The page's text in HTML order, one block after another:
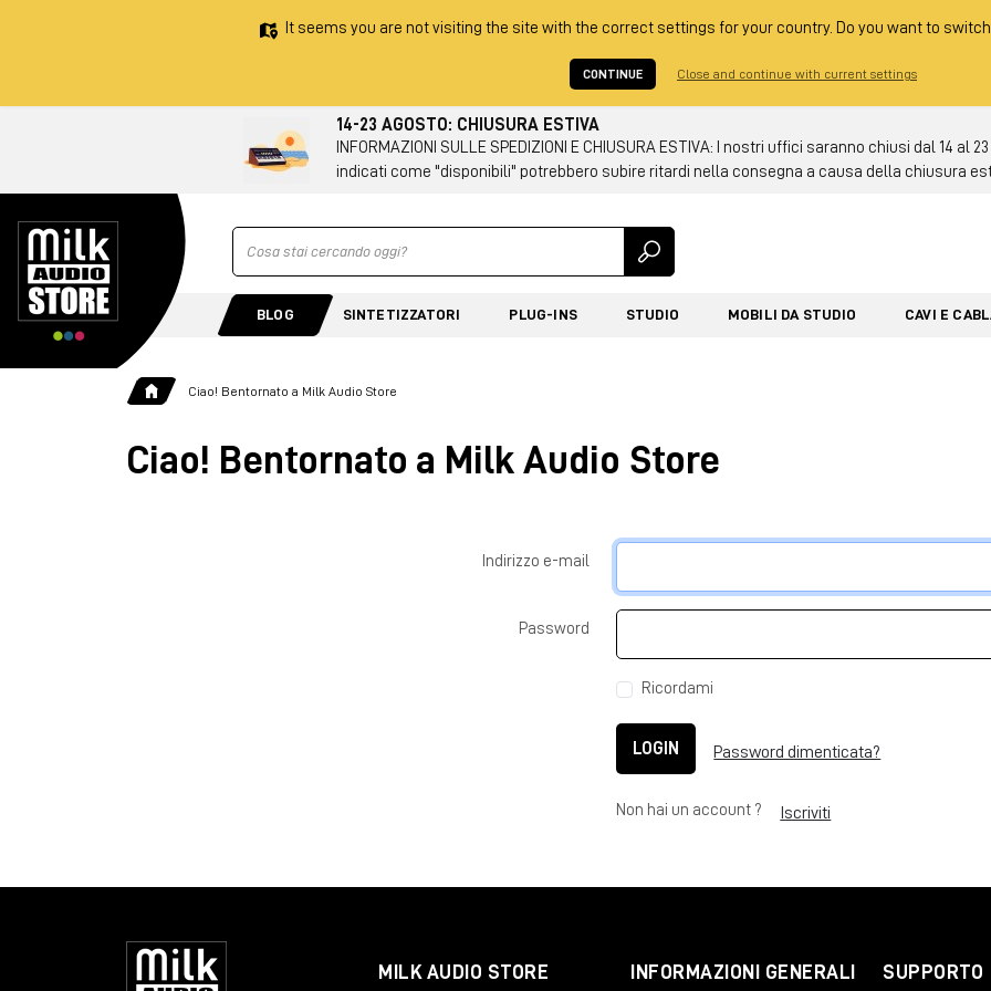
It seems you are not visiting the site with the correct settings for your country. Do you want to
CONTINUE Close and continue with current settings
14-23 AGOSTO: CHIUSURA ESTIVA
INFORMAZIONI SULLE SPEDIZIONI E CHIUSURA ESTIVA: I nostri uffici saranno chiusi dal 14
indicati come "disponibili" potrebbero subire ritardi nella consegna a causa della chiusura
Ricerca
BLOG SINTETIZZATORI PLUG-INS STUDIO MOBILI DA STUDIO CAVI E
Ciao! Bentornato a Milk Audio Store
Ciao! Bentornato a Milk Audio Store
Indirizzo e-mail
Password
Ricordami
LOGIN Password dimenticata?
Non hai un account ? Iscriviti
MILK AUDIO STORE INFORMAZIONI GENERALI SUPPORTO